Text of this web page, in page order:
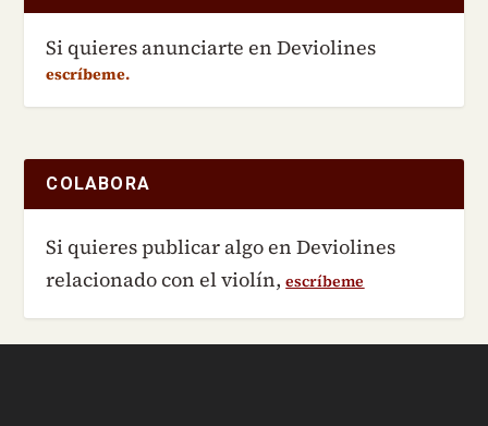
Si quieres anunciarte en Deviolines
escríbeme.
COLABORA
Si quieres publicar algo en Deviolines
relacionado con el violín,escríbeme